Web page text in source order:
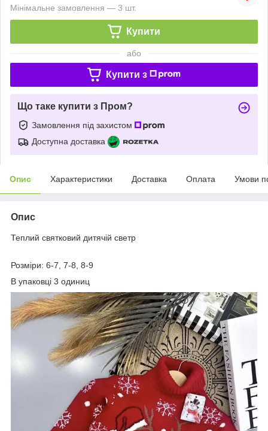
Мінімальне замовлення — 3 шт.
Купити
або
Купити з
Що таке купити з Пром?
Замовлення під захистом
Доступна доставка
Опис Характеристики Доставка Оплата Умови
Опис
Теплий святковий дитячій светр
Розміри: 6-7, 7-8, 8-9
В упаковці 3 одиниц